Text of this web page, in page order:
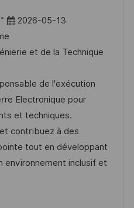
D
a
t
d
’
a
f
f
i
2026-05-13
et de la Technique
de l'exécution
Electronique pour
et techniques.
contribuez à des
tout en développant
environnement inclusif et